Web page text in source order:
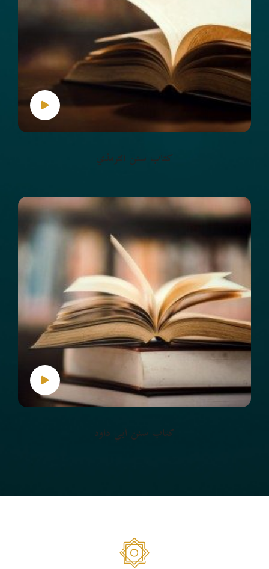
كتاب سنن الترمذي
كتاب سنن أبي داود